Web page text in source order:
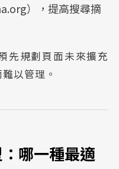
），提高搜尋摘
先規劃頁面未來擴充
以管理。
哪一種最適